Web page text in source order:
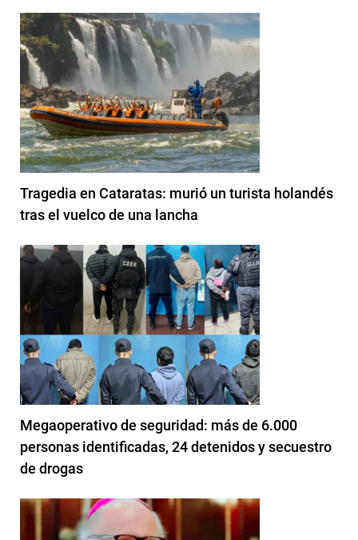
Tragedia en Cataratas: murió un turista holandés
tras el vuelco de una lancha
Megaoperativo de seguridad: más de 6.000
personas identificadas, 24 detenidos y secuestro
de drogas